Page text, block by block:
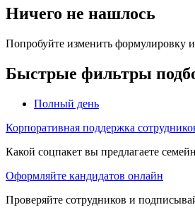
Ничего не нашлось
Попробуйте изменить формулировку
Быстрые фильтры
Полный день
Корпоративная поддержка
Какой соцпакет вы предлагаете
Оформляйте кандидатов онлайн
Проверяйте сотрудников и